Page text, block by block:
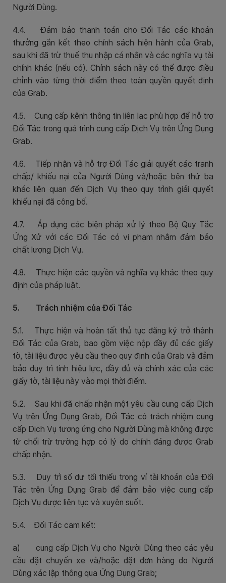
Người Dùng.
4.4. Đảm bảo thanh toán cho Đối Tác các khoản
thưởng gắn kết theo chính sách hiện hành của Grab,
sau khi đã trừ thuế thu nhập cá nhân và các nghĩa vụ tài
chính khác (nếu có). Chính sách này có thể được điều
chỉnh vào từng thời điểm theo toàn quyền quyết định
của Grab.
4.5. Cung cấp kênh thông tin liên lạc phù hợp để hỗ trợ
Đối Tác trong quá trình cung cấp Dịch Vụ trên Ứng Dụng
Grab.
4.6. Tiếp nhận và hỗ trợ Đối Tác giải quyết các tranh
chấp/ khiếu nại của Người Dùng và/hoặc bên thứ ba
khác liên quan đến Dịch Vụ theo quy trình giải quyết
khiếu nại đã công bố.
4.7. Áp dụng các biện pháp xử lý theo Bộ Quy Tắc
Ứng Xử với các Đối Tác có vi phạm nhằm đảm bảo
chất lượng Dịch Vụ.
4.8. Thực hiện các quyền và nghĩa vụ khác theo quy
định của pháp luật.
5. Trách nhiệm của Đối Tác
5.1. Thực hiện và hoàn tất thủ tục đăng ký trở thành
Đối Tác của Grab, bao gồm việc nộp đầy đủ các giấy
tờ, tài liệu được yêu cầu theo quy định của Grab và đảm
bảo duy trì tính hiệu lực, đầy đủ và chính xác của các
giấy tờ, tài liệu này vào mọi thời điểm.
5.2. Sau khi đã chấp nhận một yêu cầu cung cấp Dịch
Vụ trên Ứng Dụng Grab, Đối Tác có trách nhiệm cung
cấp Dịch Vụ tương ứng cho Người Dùng mà không được
từ chối trừ trường hợp có lý do chính đáng được Grab
chấp nhận.
5.3. Duy trì số dư tối thiểu trong ví tài khoản của Đối
Tác trên Ứng Dụng Grab để đảm bảo việc cung cấp
Dịch Vụ được liên tục và xuyên suốt.
5.4. Đối Tác cam kết:
a)
cung cấp Dịch Vụ cho Người Dùng theo các yêu
cầu đặt chuyến xe và/hoặc đặt đơn hàng do Người
Dùng xác lập thông qua Ứng Dụng Grab;